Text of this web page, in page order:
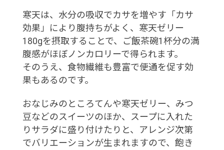
寒天は、水分の吸収でカサを増やす「カサ
効果」により腹持ちがよく、寒天ゼリー
180gを摂取することで、ご飯茶碗1杯分の満
腹感がほぼノンカロリーで得られます。
そのうえ、食物繊維も豊富で便通を促す効
果もあるのです。
おなじみのところてんや寒天ゼリー、みつ
豆などのスイーツのほか、スープに入れた
りサラダに盛り付けたりと、アレンジ次第
でバリエーションが生まれますので、飽き